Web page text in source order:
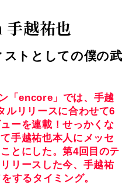
越祐也
トとしての僕の武
「encore」では、手越
ルリリースに合わせて6
ーを連載！せっかくな
手越祐也本人にメッセ
とにした。第4回目のテ
リースした今、手越祐
するタイミング。